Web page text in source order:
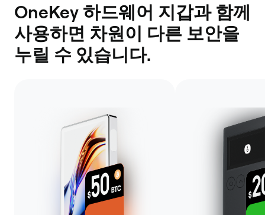
OneKey 하드웨어 지갑과 함께
사용하면 차원이 다른 보안을
누릴 수 있습니다.